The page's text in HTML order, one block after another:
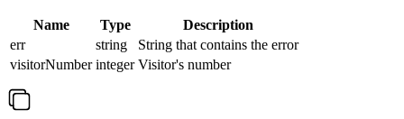
Name Type
Description
err
string
String that contains the error
visitorNumber integer Visitor's number